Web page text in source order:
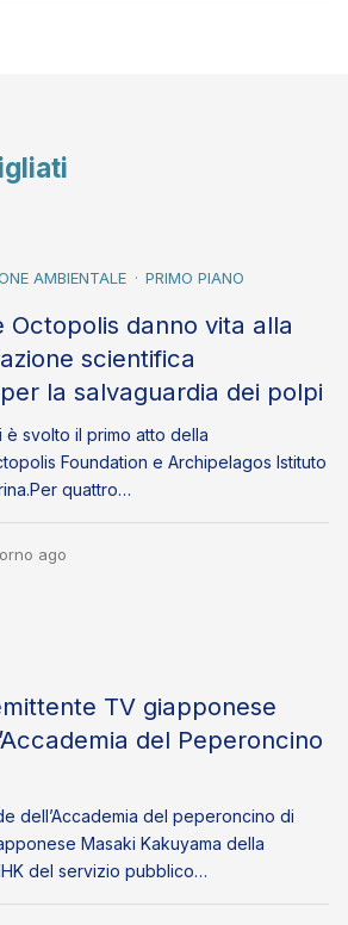
AMBIENTALE PRIMO PIANO
Octopolis danno vita alla
scientifica
la salvaguardia dei polpi
è svolto il primo atto della
Foundation e Archipelagos Istituto
quattro…
ago
TV giapponese
del Peperoncino
dell’Accademia del peperoncino di
Masaki Kakuyama della
del servizio pubblico…